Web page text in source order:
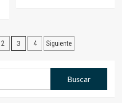
2 3 4 Siguiente